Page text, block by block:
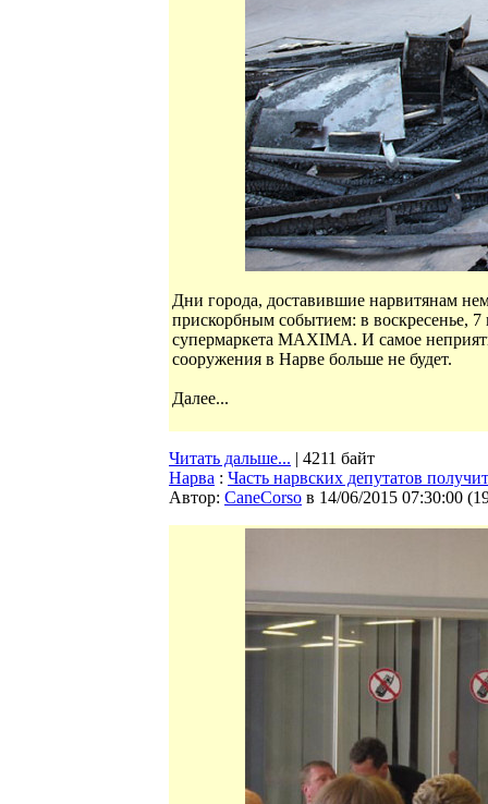
Дни города, доставившие нарвитянам
прискорбным событием: в воскресенье,
супермаркета MAXIMA. И самое
сооружения в Нарве больше не будет.
Далее...
Читать дальше... | 4211 байт
Нарва : Часть нарвских депутатов
Автор: CaneCorso в 14/06/2015 07:30:00 (